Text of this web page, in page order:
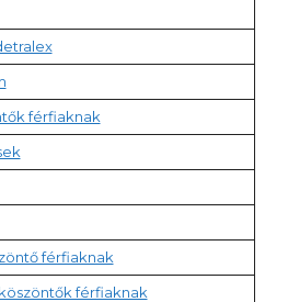
férfiaknak
férfiaknak
férfiaknak